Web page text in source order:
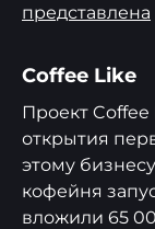
представлена
Coffee Like
Проект Coffee
открытия
этому
кофейня
вложили 65